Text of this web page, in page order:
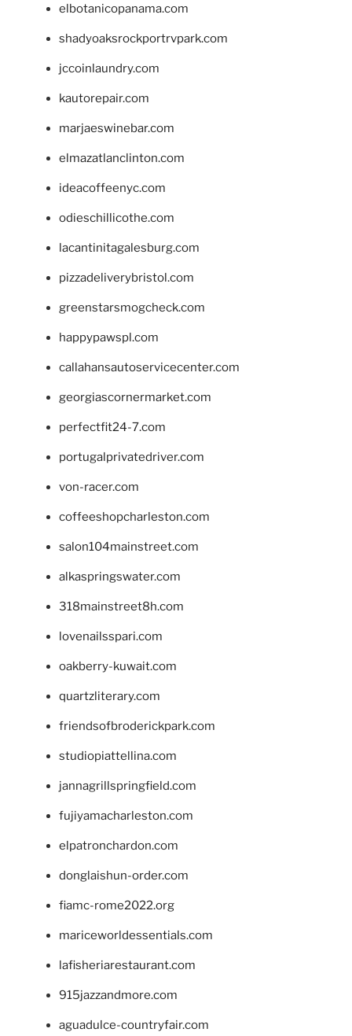
elbotanicopanama.com
shadyoaksrockportrvpark.com
jccoinlaundry.com
kautorepair.com
marjaeswinebar.com
elmazatlanclinton.com
ideacoffeenyc.com
odieschillicothe.com
lacantinitagalesburg.com
pizzadeliverybristol.com
greenstarsmogcheck.com
happypawspl.com
callahansautoservicecenter.com
georgiascornermarket.com
perfectfit24-7.com
portugalprivatedriver.com
von-racer.com
coffeeshopcharleston.com
salon104mainstreet.com
alkaspringswater.com
318mainstreet8h.com
lovenailsspari.com
oakberry-kuwait.com
quartzliterary.com
friendsofbroderickpark.com
studiopiattellina.com
jannagrillspringfield.com
fujiyamacharleston.com
elpatronchardon.com
donglaishun-order.com
fiamc-rome2022.org
mariceworldessentials.com
lafisheriarestaurant.com
915jazzandmore.com
aguadulce-countryfair.com